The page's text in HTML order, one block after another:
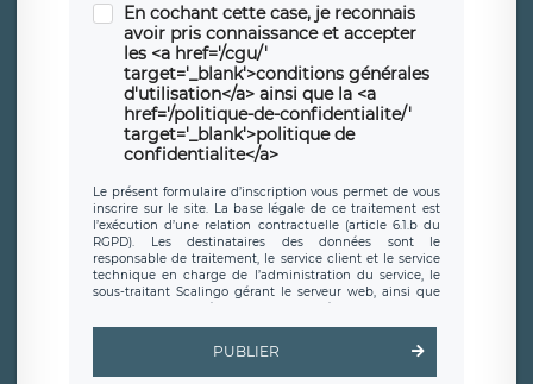
En cochant cette case, je reconnais
avoir pris connaissance et accepter
les <a href='/cgu/'
target='_blank'>conditions générales
d'utilisation</a> ainsi que la <a
href='/politique-de-confidentialite/'
target='_blank'>politique de
confidentialite</a>
Le présent formulaire d’inscription vous permet de vous
inscrire sur le site. La base légale de ce traitement est
l’exécution d’une relation contractuelle (article 6.1.b du
RGPD). Les destinataires des données sont le
responsable de traitement, le service client et le service
technique en charge de l’administration du service, le
sous-traitant Scalingo gérant le serveur web, ainsi que
toute personne légalement autorisée. Le formulaire
d’inscription est hébergé sur un serveur hébergé par
clauses de
protection conformes au RGPD
. Les données collectées
sont conservées jusqu’à ce que l’Internaute en sollicite la
PUBLIER